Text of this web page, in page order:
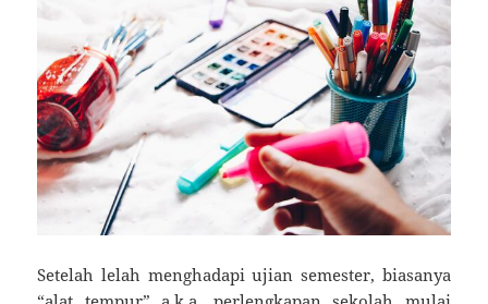
Setelah lelah menghadapi ujian semester, biasanya